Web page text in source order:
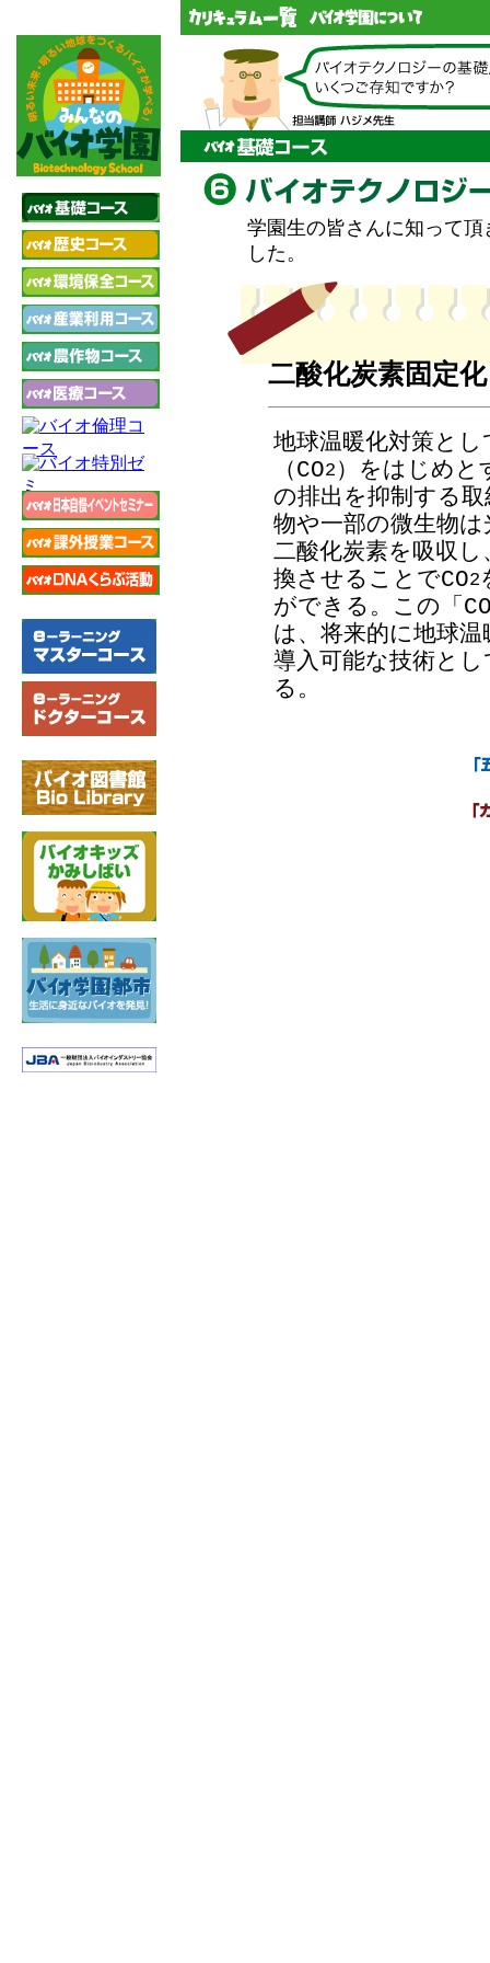
学園生の皆さんに知って
した。
二酸化炭素固定化
地球温暖化対策とし
（CO2 ）をはじめと
の排出を抑制する
物や一部の微生物
二酸化炭素を吸収
換させることでCO2
ができる。この「
は、将来的に地球
導入可能な技術と
る。